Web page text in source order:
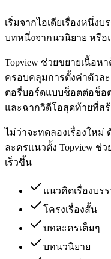
เริ่มจากไอเดียเรื่องหนึ่ง
บทหนึ่งจากนวนิยาย หรือ
Topview ช่วยขยายเนื้อ
ครอบคลุมการตั้งค่าตัวล
ตอรี่บอร์ดแบบช็อตต่อช็อ
และฉากวิดีโอสุดท้ายที่ส
ไม่ว่าจะทดลองเรื่องให
ละครแนวตั้ง Topview ช่
เร็วขึ้น
แนวคิดเรื่องบร
โครงเรื่องสั้น
บทละครเต็มๆ
บทนวนิยาย